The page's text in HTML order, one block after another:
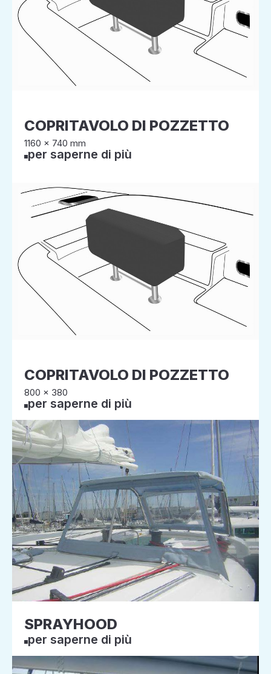
COPRITAVOLO DI POZZETTO
1160 x 740 mm
per saperne di più
COPRITAVOLO DI POZZETTO
800 x 380
per saperne di più
SPRAYHOOD
per saperne di più